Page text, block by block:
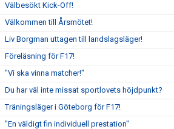
Välbesökt Kick-Off!
Välkommen till Årsmötet!
Liv Borgman uttagen till landslagsläger!
Föreläsning för F17!
"Vi ska vinna matcher!"
Du har väl inte missat sportlovets höjdpunkt?
Träningsläger i Göteborg för F17!
"En väldigt fin individuell prestation"